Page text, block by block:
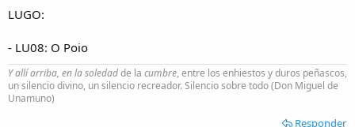
LUGO:
- LU08: O Poio
Y allí arriba, en la soledadde la cumbre, entre los enhiestos y duros peñascos,
un silencio divino, un silencio recreador. Silencio sobre todo (Don Miguel de
Unamuno)
Responder